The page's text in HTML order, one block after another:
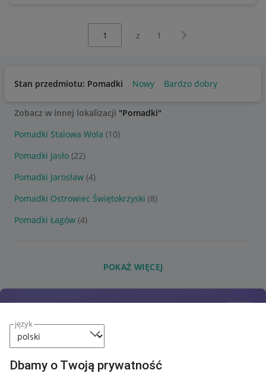
język
Dbamy o Twoją prywatność
z 1 Następna strona
Stan przedmiotu: Pomadki Nowy Bardzo dobry
Zobacz w innej lokalizacji "Pomadki"
Pomadki Stalowa Wola (10)
Pomadki Jasło (22)
Pomadki Jarosław (4)
Pomadki Ostrowiec Świętokrzyski (8)
Pomadki Łagów (4)
POKAŻ WIĘCEJ